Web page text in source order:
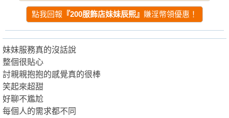
全
2024-10-18
★★★★★ ★★★★★
★★★★★
2024-10-04
★★★★★ ★★★★★
★★★★★
2024-10-01
★★★★★ ★★★★★
★★★★★
2024-10-01
★★★★★
2024-09-27
★★★★★
2024-10-01
2024-09-20
★★★★★
點我回報 『200服飾店妹妹辰熙』 賺淫幣領優惠！
妹妹服務真的沒話說
整個很貼心
討親親抱抱的感覺真的很棒
笑起來超甜
好聊不尷尬
每個人的需求都不同